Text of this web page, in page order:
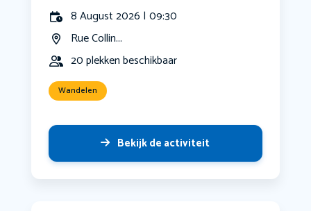
8 August 2026 | 09:30
Rue Collin...
20 plekken beschikbaar
Wandelen
Bekijk de activiteit